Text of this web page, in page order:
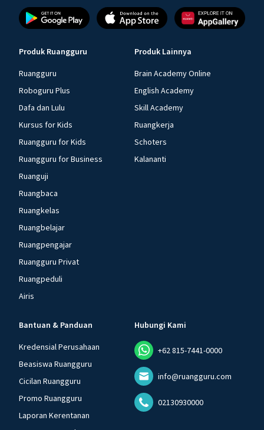
Produk Ruangguru
Ruangguru
Roboguru Plus
Dafa dan Lulu
Kursus for Kids
Ruangguru for Kids
Ruangguru for Business
Ruanguji
Ruangbaca
Ruangkelas
Ruangbelajar
Ruangpengajar
Ruangguru Privat
Ruangpeduli
Airis
Produk Lainnya
Brain Academy Online
English Academy
Skill Academy
Ruangkerja
Schoters
Kalananti
Bantuan & Panduan
Kredensial Perusahaan
Beasiswa Ruangguru
Cicilan Ruangguru
Promo Ruangguru
Laporan Kerentanan
Hubungi Kami
+62 815-7441-0000
info@ruangguru.com
02130930000